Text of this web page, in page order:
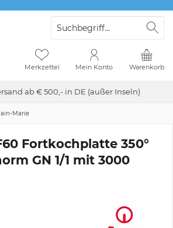
ab € 500,- in DE (außer Inseln)
Warenkorb
Merkzettel Mein Konto
Marie
Fortkochplatte 350°
GN 1/1 mit 3000